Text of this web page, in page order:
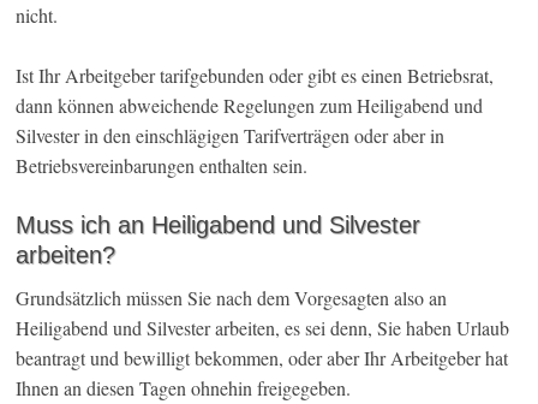
nicht.
Ist Ihr Arbeitgeber tarifgebunden oder gibt es einen Betriebsrat,
dann können abweichende Regelungen zum Heiligabend und
Silvester in den einschlägigen Tarifverträgen oder aber in
Betriebsvereinbarungen enthalten sein.
Muss ich an Heiligabend und Silvester
arbeiten?
Grundsätzlich müssen Sie nach dem Vorgesagten also an
Heiligabend und Silvester arbeiten, es sei denn, Sie haben Urlaub
beantragt und bewilligt bekommen, oder aber Ihr Arbeitgeber hat
Ihnen an diesen Tagen ohnehin freigegeben.